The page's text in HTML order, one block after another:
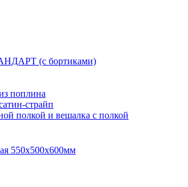
(с бортиками)
поплина
страйп
полкой и вешалка с полкой
550х500х600мм